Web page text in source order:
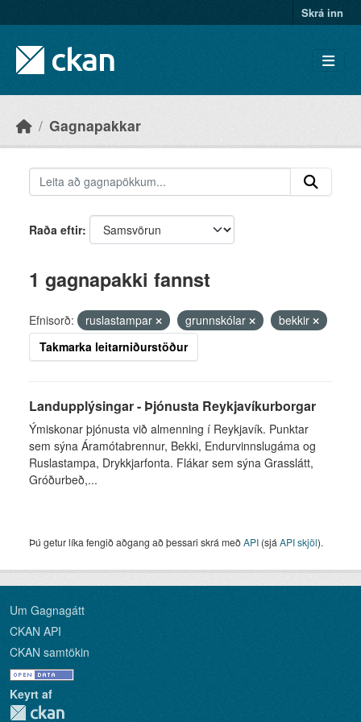
Skrá inn
Gagnapakkar
Raða eftir
1 gagnapakki fannst
Efnisorð: ruslastampar grunnskólar
bekkir
Takmarka leitarniðurstöður
Landupplýsingar - Þjónusta Reykjavíkurborgar
Ýmiskonar þjónusta við almenning í Reykjavík. Punktar
sem sýna Áramótabrennur, Bekki, Endurvinnslugáma og
Ruslastampa, Drykkjarfonta. Flákar sem sýna Grasslátt,
Gróðurbeð,...
Þú getur líka fengið aðgang að þessari skrá meðAPI (sjá API skjöl).
Um Gagnagátt
CKAN API
CKAN samtökin
Keyrt af